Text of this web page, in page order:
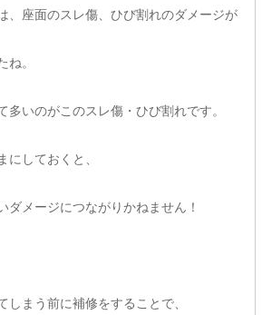
、座面のスレ傷、ひび割れのダメージが
ね。
多いのがこのスレ傷・ひび割れです。
にしておくと、
ダメージにつながりかねません！
しまう前に補修をすることで、